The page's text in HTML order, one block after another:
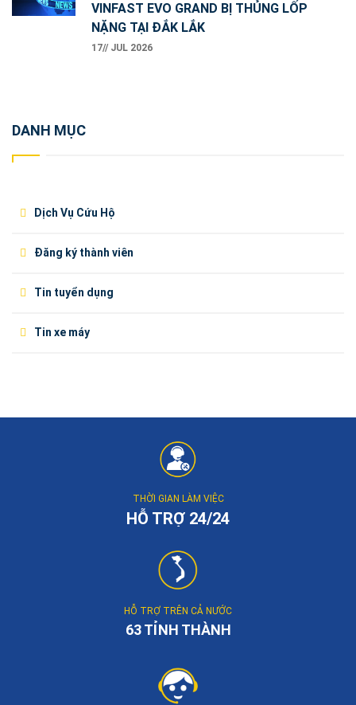
VINFAST EVO GRAND BỊ THỦNG LỐP
NẶNG TẠI ĐẮK LẮK
17// JUL 2026
DANH MỤC
Dịch Vụ Cứu Hộ
Đăng ký thành viên
Tin tuyển dụng
Tin xe máy
THỜI GIAN LÀM VIỆC
HỖ TRỢ 24/24
HỖ TRỢ TRÊN CẢ NƯỚC
63 TỈNH THÀNH